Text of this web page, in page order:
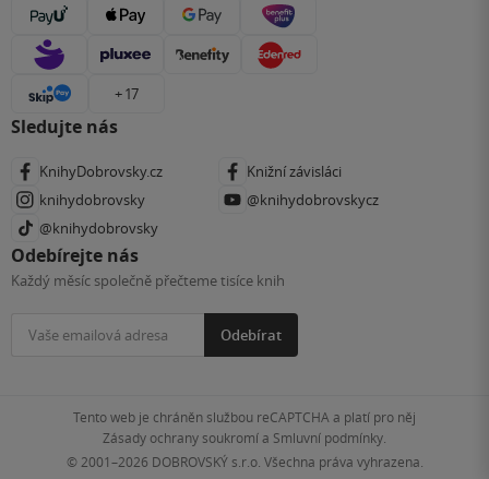
+ 17
Sledujte nás
KnihyDobrovsky.cz
Knižní závisláci
knihydobrovsky
@knihydobrovskycz
@knihydobrovsky
Odebírejte nás
Každý měsíc společně přečteme tisíce knih
Odebírat
Tento web je chráněn službou reCAPTCHA a platí pro něj
Zásady ochrany soukromía Smluvní podmínky
© 2001–2026 DOBROVSKÝ s.r.o. Všechna práva vyhrazena.